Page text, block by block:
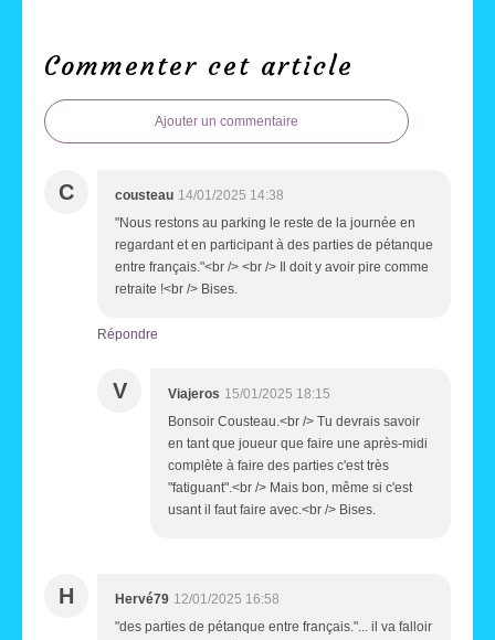
Commenter cet article
Ajouter un commentaire
C cousteau 14/01/2025 14:38
"Nous restons au parking le reste de la journée en
regardant et en participant à des parties de pétanque
entre français."<br /> <br /> Il doit y avoir pire comme
retraite !<br /> Bises.
Répondre
V Viajeros 15/01/2025 18:15
Bonsoir Cousteau.<br /> Tu devrais savoir
en tant que joueur que faire une après-midi
complète à faire des parties c'est très
"fatiguant".<br /> Mais bon, même si c'est
usant il faut faire avec.<br /> Bises.
H Hervé79 12/01/2025 16:58
"des parties de pétanque entre français."... il va falloir